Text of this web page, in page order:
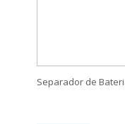
Separador de